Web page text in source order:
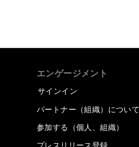
エンゲージメント
サインイン
パートナー（組織）について
参加する（個人、組織）